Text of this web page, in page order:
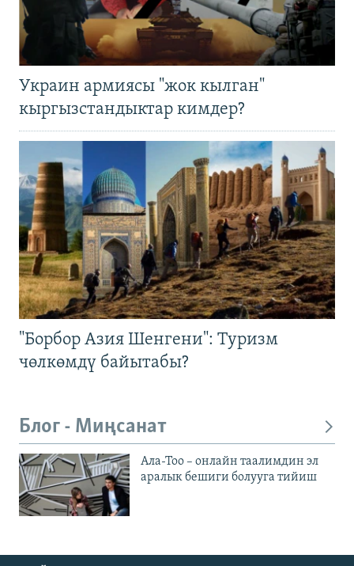
Украин армиясы "жок кылган"
кыргызстандыктар кимдер?
"Борбор Азия Шенгени": Туризм
чөлкөмдү байытабы?
Блог - Миңсанат
Ала-Тоо – онлайн таалимдин эл
аралык бешиги болууга тийиш